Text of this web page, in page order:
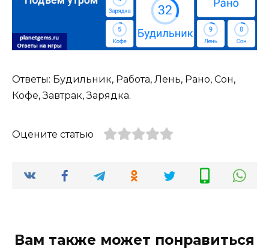
Ответы: Будильник, Работа, Лень, Рано, Сон,
Кофе, Завтрак, Зарядка.
Оцените статью
Вам также может понравиться